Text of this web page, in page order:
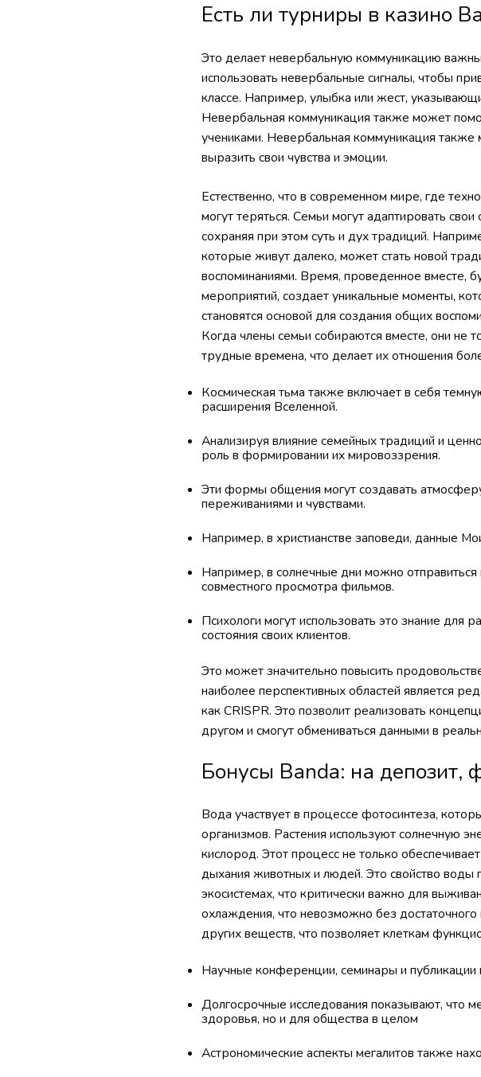
Есть ли турниры в казино
Это делает невербальную коммуникацию
использовать невербальные сигналы, чтобы
классе. Например, улыбка или жест,
Невербальная коммуникация также может
учениками. Невербальная коммуникация
выразить свои чувства и эмоции.
Естественно, что в современном мире, где
могут теряться. Семьи могут адаптировать
сохраняя при этом суть и дух традиций.
которые живут далеко, может стать новой
воспоминаниями. Время, проведенное вместе,
мероприятий, создает уникальные моменты,
становятся основой для создания общих
Когда члены семьи собираются вместе, они не
трудные времена, что делает их отношения
Космическая тьма также включает в себя
расширения Вселенной.
Анализируя влияние семейных традиций и
роль в формировании их мировоззрения.
Эти формы общения могут создавать
переживаниями и чувствами.
Например, в христианстве заповеди, данные
Например, в солнечные дни можно
совместного просмотра фильмов.
Психологи могут использовать это знание для
состояния своих клиентов.
Это может значительно повысить
наиболее перспективных областей является
как CRISPR. Это позволит реализовать
другом и смогут обмениваться данными в
Бонусы Banda: на депозит,
Вода участвует в процессе фотосинтеза,
организмов. Растения используют солнечную
кислород. Этот процесс не только
дыхания животных и людей. Это свойство воды
экосистемах, что критически важно для
охлаждения, что невозможно без
других веществ, что позволяет клеткам
Научные конференции, семинары и публикации
Долгосрочные исследования показывают, что
здоровья, но и для общества в целом
Астрономические аспекты мегалитов также